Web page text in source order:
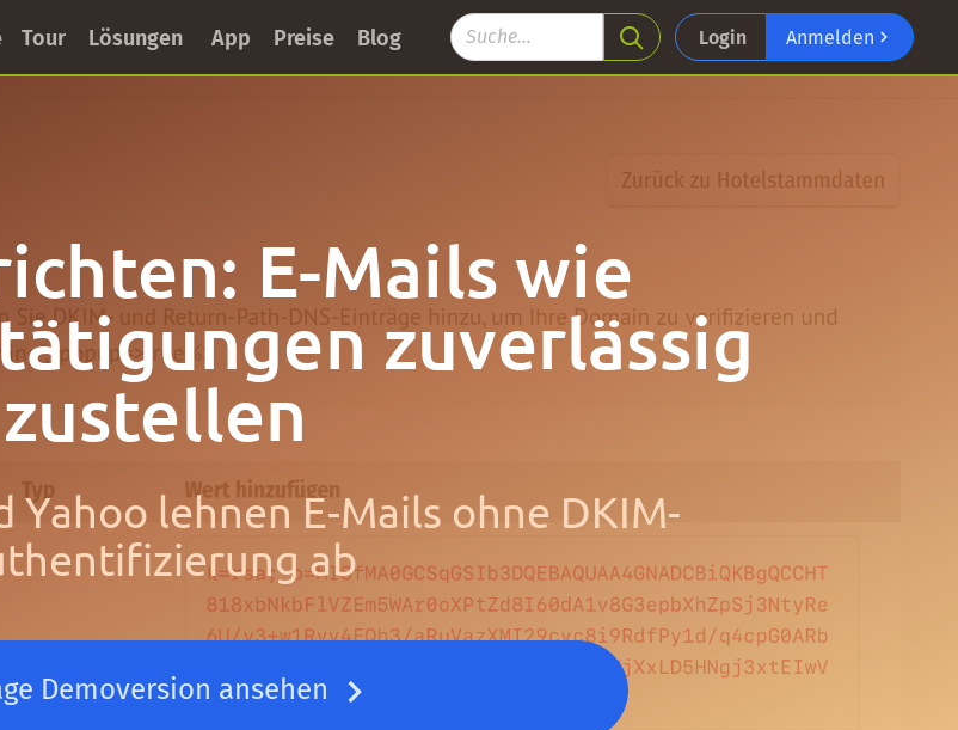
Tour Lösungen App Preise Blog Login Anmelden
E-Mails wie
zuverlässig
zustellen
Yahoo lehnen E-Mails ohne DKIM-
ab
Demoversion ansehen